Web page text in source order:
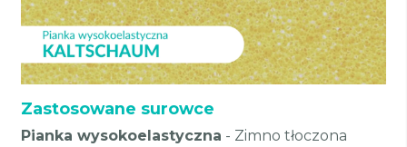
Zastosowane surowce
Pianka wysokoelastyczna - Zimno tłoczona